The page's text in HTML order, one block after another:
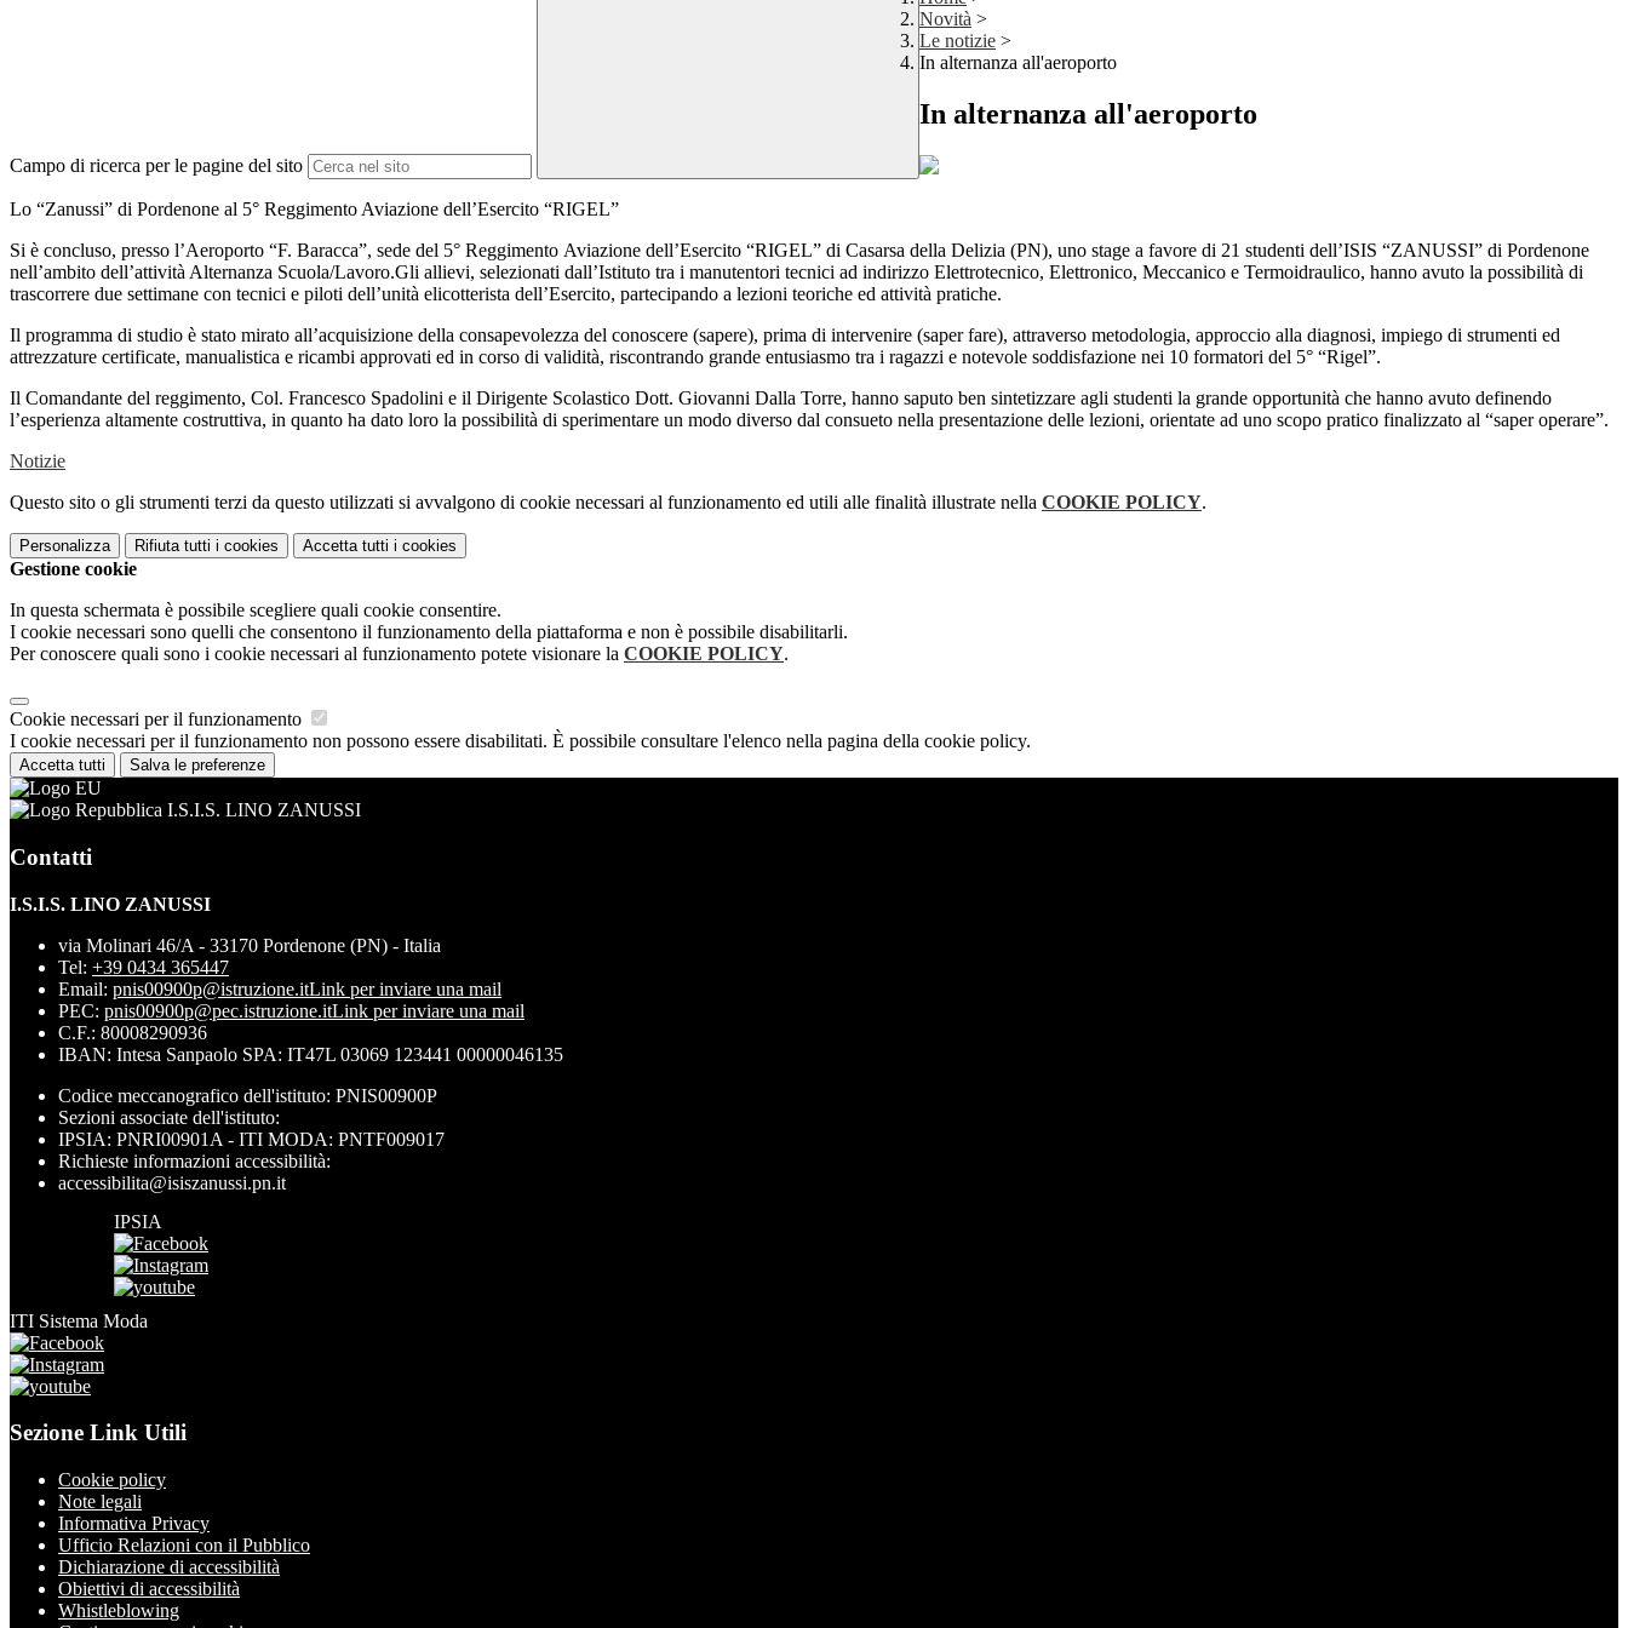
Campo di ricerca per le pagine del sito
Novità >
Le notizie >
In alternanza all'aeroporto
In alternanza all'aeroporto
Lo “Zanussi” di Pordenone al 5° Reggimento Aviazione dell’Esercito “RIGEL”
Si è concluso, presso l’Aeroporto “F. Baracca”, sede del 5° Reggimento Aviazione dell’Esercito “RIGEL” di Casarsa della Delizia (PN), uno stage a favore di 21 studenti dell’ISIS “ZANUSSI” di Pordenone
nell’ambito dell’attività Alternanza Scuola/Lavoro.Gli allievi, selezionati dall’Istituto tra i manutentori tecnici ad indirizzo Elettrotecnico, Elettronico, Meccanico e Termoidraulico, hanno avuto la possibilità di
trascorrere due settimane con tecnici e piloti dell’unità elicotterista dell’Esercito, partecipando a lezioni teoriche ed attività pratiche.
Il programma di studio è stato mirato all’acquisizione della consapevolezza del conoscere (sapere), prima di intervenire (saper fare), attraverso metodologia, approccio alla diagnosi, impiego di strumenti ed
attrezzature certificate, manualistica e ricambi approvati ed in corso di validità, riscontrando grande entusiasmo tra i ragazzi e notevole soddisfazione nei 10 formatori del 5° “Rigel”.
Il Comandante del reggimento, Col. Francesco Spadolini e il Dirigente Scolastico Dott. Giovanni Dalla Torre, hanno saputo ben sintetizzare agli studenti la grande opportunità che hanno avuto definendo
l’esperienza altamente costruttiva, in quanto ha dato loro la possibilità di sperimentare un modo diverso dal consueto nella presentazione delle lezioni, orientate ad uno scopo pratico finalizzato al “saper operare”.
Notizie
Questo sito o gli strumenti terzi da questo utilizzati si avvalgono di cookie necessari al funzionamento ed utili alle finalità illustrate nella COOKIE POLICY.
Personalizza Rifiuta tutti i cookies Accetta tutti i cookies
Gestione cookie
In questa schermata è possibile scegliere quali cookie consentire.
I cookie necessari sono quelli che consentono il funzionamento della piattaforma e non è possibile disabilitarli.
Per conoscere quali sono i cookie necessari al funzionamento potete visionare la COOKIE POLICY.
Cookie necessari per il funzionamento
I cookie necessari per il funzionamento non possono essere disabilitati. È possibile consultare l'elenco nella pagina della cookie policy.
Accetta tutti Salva le preferenze
I.S.I.S. LINO ZANUSSI
Contatti
I.S.I.S. LINO ZANUSSI
via Molinari 46/A - 33170 Pordenone (PN) - Italia
Tel: +39 0434 365447
Email: pnis00900p@istruzione.itLink per inviare una mail
PEC: pnis00900p@pec.istruzione.itLink per inviare una mail
C.F.: 80008290936
IBAN: Intesa Sanpaolo SPA: IT47L 03069 123441 00000046135
Codice meccanografico dell'istituto: PNIS00900P
Sezioni associate dell'istituto:
IPSIA: PNRI00901A - ITI MODA: PNTF009017
Richieste informazioni accessibilità:
accessibilita@isiszanussi.pn.it
IPSIA
ITI Sistema Moda
Sezione Link Utili
Cookie policy
Note legali
Informativa Privacy
Ufficio Relazioni con il Pubblico
Dichiarazione di accessibilità
Obiettivi di accessibilità
Whistleblowing